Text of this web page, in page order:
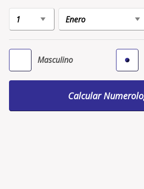
Masculino